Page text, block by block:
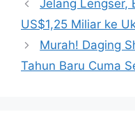
Jelang Lengser,
US$1,25 Miliar ke
Murah! Daging
Tahun Baru Cuma